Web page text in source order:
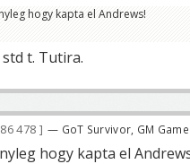
hogy kapta el Andrews!
t. Tutira.
86 478 — GoT Survivor, GM
hogy kapta el